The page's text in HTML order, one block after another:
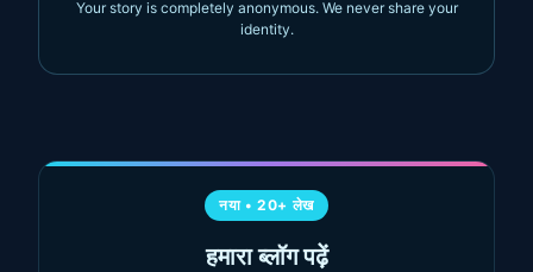
Your story is completely anonymous. We never share your
identity.
नया•20+ लेख
हमारा ब्लॉग पढ़ें